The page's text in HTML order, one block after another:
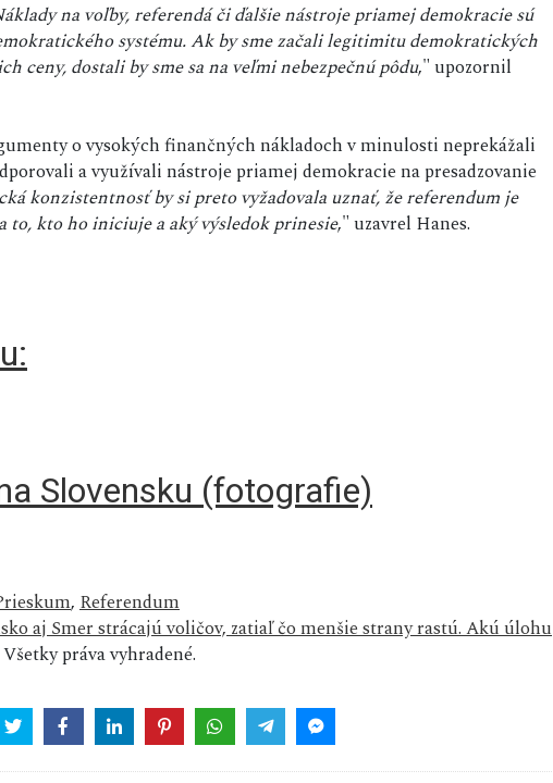
na voľby, referendá či ďalšie nástroje priamej demokracie sú
systému. Ak by sme začali legitimitu demokratických
ceny, dostali by sme sa na veľmi nebezpečnú pôdu," upozornil
o vysokých finančných nákladoch v minulosti neprekážali
a využívali nástroje priamej demokracie na presadzovanie
konzistentnosť by si preto vyžadovala uznať, že referendum je
kto ho iniciuje a aký výsledok prinesie," uzavrel Hanes.
Slovensku (fotografie)
,Referendum
aj Smer strácajú voličov, zatiaľ čo menšie strany rastú. Akú úlohu
práva vyhradené.